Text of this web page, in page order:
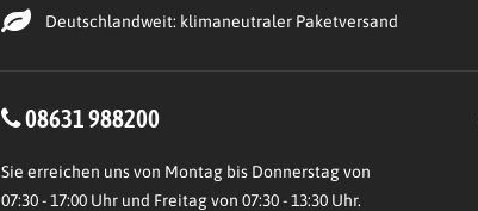
Deutschlandweit: klimaneutraler Paketversand
08631 988200
Sie erreichen uns von Montag bis Donnerstag von
07:30 - 17:00 Uhr und Freitag von 07:30 - 13:30 Uhr.